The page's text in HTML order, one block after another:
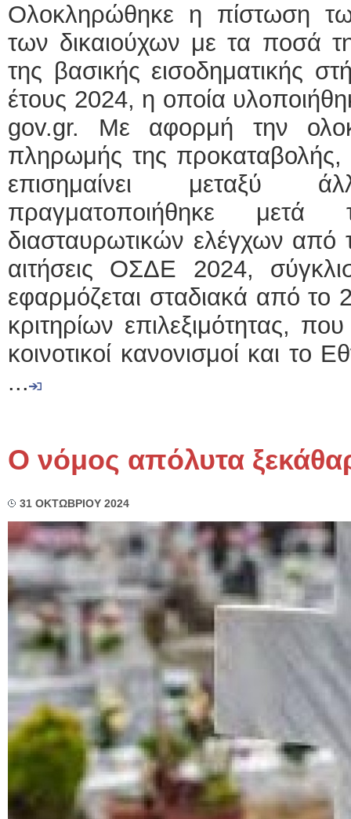
Ολοκληρώθηκε η πίστωση
των δικαιούχων με τα ποσά
της βασικής εισοδηματικής
έτους 2024, η οποία
gov.gr. Με αφορμή την
πληρωμής της
επισημαίνει
πραγματοποιήθηκε
διασταυρωτικών ελέγχων
αιτήσεις ΟΣΔΕ 2024,
εφαρμόζεται σταδιακά από το
κριτηρίων επιλεξιμότητας,
κοινοτικοί κανονισμοί και το
...
Ο νόμος απόλυτα
31 ΟΚΤΩΒΡΙΟΥ 2024